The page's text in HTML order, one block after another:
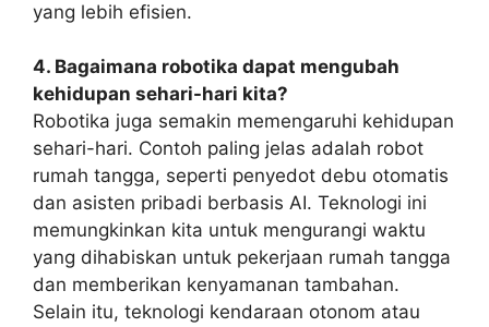
yang lebih efisien.
4. Bagaimana robotika dapat mengubah
kehidupan sehari-hari kita?
Robotika juga semakin memengaruhi kehidupan
sehari-hari. Contoh paling jelas adalah robot
rumah tangga, seperti penyedot debu otomatis
dan asisten pribadi berbasis AI. Teknologi ini
memungkinkan kita untuk mengurangi waktu
yang dihabiskan untuk pekerjaan rumah tangga
dan memberikan kenyamanan tambahan.
Selain itu, teknologi kendaraan otonom atau